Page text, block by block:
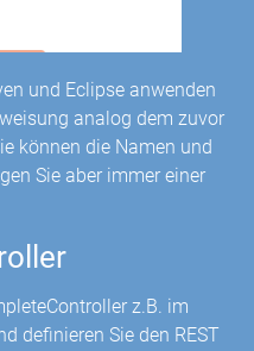
und Eclipse anwenden
analog dem zuvor
können die Namen und
Sie aber immer einer
z.B. im
definieren Sie den REST